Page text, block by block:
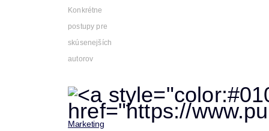
Konkrétne
postupy pre
skúsenejších
autorov
Marketing